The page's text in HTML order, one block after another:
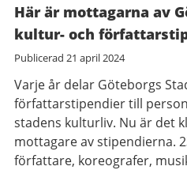
Här är mottagarna av
kultur- och
Publicerad 21 april 2024
Varje år delar Göteborgs
författarstipendier till
stadens kulturliv. Nu är det
mottagare av stipendierna.
författare, koreografer,